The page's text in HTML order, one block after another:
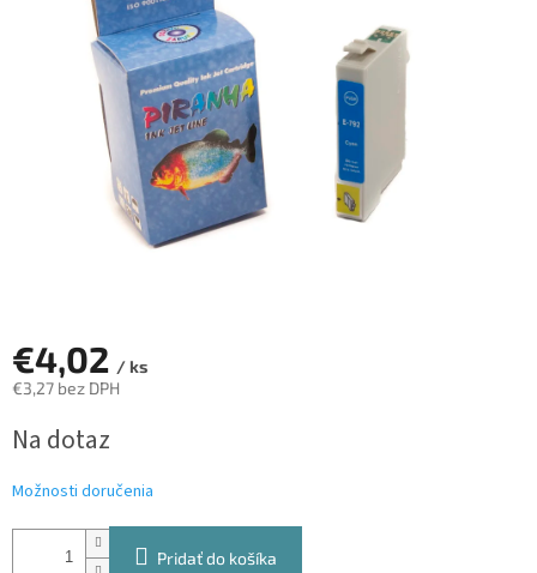
hviezdičiek.
€4,02 / ks
€3,27 bez DPH
cena:
Na dotaz
Možnosti doručenia
Pridať do košíka